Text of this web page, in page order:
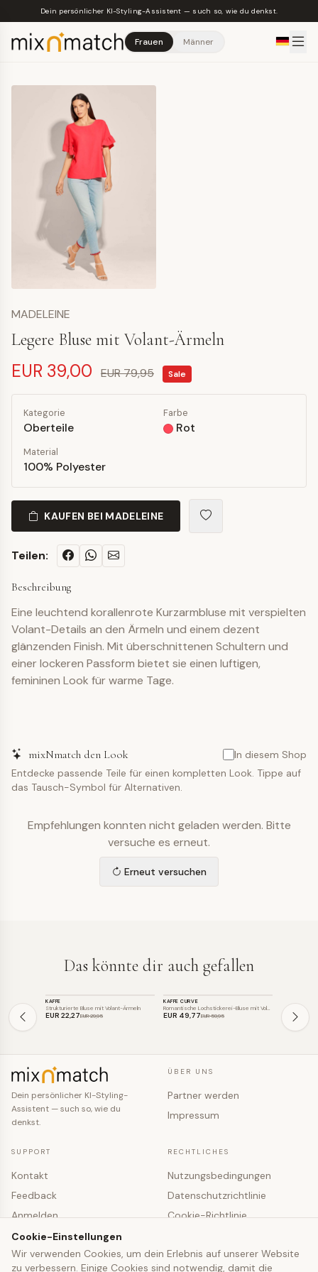
Skip to main content
Dein persönlicher KI-Styling-Assistent — such so, wie du denkst.
Frauen Männer
MADELEINE
Legere Bluse mit Volant-Ärmeln
EUR 39,00 EUR 79,95 Sale
Kategorie
Oberteile
Farbe
Rot
Material
100% Polyester
KAUFEN BEI MADELEINE
Teilen:
Beschreibung
Eine leuchtend korallenrote Kurzarmbluse mit verspielten
Volant-Details an den Ärmeln und einem dezent
glänzenden Finish. Mit überschnittenen Schultern und
einer lockeren Passform bietet sie einen luftigen,
femininen Look für warme Tage.
mixNmatch den Look
In diesem Shop
Entdecke passende Teile für einen kompletten Look. Tippe auf
das Tausch-Symbol für Alternativen.
Empfehlungen konnten nicht geladen werden. Bitte
versuche es erneut.
Erneut versuchen
Das könnte dir auch gefallen
SALE
KAFFE
Strukturierte Bluse mit Volant-Ärmeln
EUR 22,27EUR 29,95
SALE
KAFFE CURVE
Romantische Lochstickerei-Bluse mit Vol…
EUR 49,77EUR 59,95
SALE
EUR 31
Dein persönlicher KI-Styling-
Assistent — such so, wie du
denkst.
ÜBER UNS
Partner werden
Impressum
SUPPORT
Kontakt
Feedback
Anmelden
Registrieren
RECHTLICHES
Nutzungsbedingungen
Datenschutzrichtlinie
Cookie-Richtlinie
Cookie-Einstellungen
Wir verwenden Cookies, um dein Erlebnis auf unserer Website
zu verbessern. Einige Cookies sind notwendig, damit die